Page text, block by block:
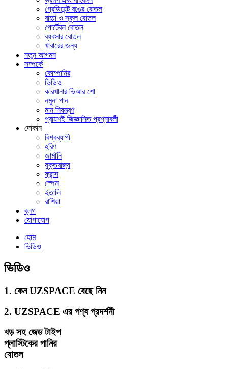
গ্রেডিয়েন্ট রঙের বোতল
বাচ্চা ও স্কুল বোতল
পোর্টেবল বোতল
ব্যবসার বোতল
খাবারের জন্য
নতুন আগমন
সম্পর্কে
কোম্পানির
ভিডিও
কারখানার ভিআর শো
নমুনা পান
মান নিয়ন্ত্রণ
প্রায়শই জিজ্ঞাসিত প্রশ্নাবলী
দোকান
বিশ্বব্যাপী
হরিণ
জার্মানি
যুক্তরাজ্য
ফ্রান্স
স্পেন
ইতালি
রাশিয়া
ব্লগ
যোগাযোগ
হোম
ভিডিও
ভিডিও
1. কেন UZSPACE বেছে নিন
2. UZSPACE এর পণ্য প্রদর্শনী
খড় সহ জেড টাইপ
প্লাস্টিকের পানির
বোতল